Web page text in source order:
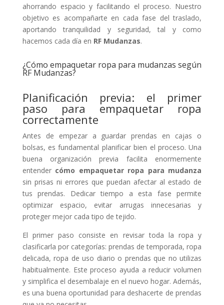
ahorrando espacio y facilitando el proceso. Nuestro
objetivo es acompañarte en cada fase del traslado,
aportando tranquilidad y seguridad, tal y como
hacemos cada día en RF Mudanzas.
¿Cómo empaquetar ropa para mudanzas según
RF Mudanzas?
Planificación previa: el primer
paso para empaquetar ropa
correctamente
Antes de empezar a guardar prendas en cajas o
bolsas, es fundamental planificar bien el proceso. Una
buena organización previa facilita enormemente
entender cómo empaquetar ropa para mudanza
sin prisas ni errores que puedan afectar al estado de
tus prendas. Dedicar tiempo a esta fase permite
optimizar espacio, evitar arrugas innecesarias y
proteger mejor cada tipo de tejido.
El primer paso consiste en revisar toda la ropa y
clasificarla por categorías: prendas de temporada, ropa
delicada, ropa de uso diario o prendas que no utilizas
habitualmente. Este proceso ayuda a reducir volumen
y simplifica el desembalaje en el nuevo hogar. Además,
es una buena oportunidad para deshacerte de prendas